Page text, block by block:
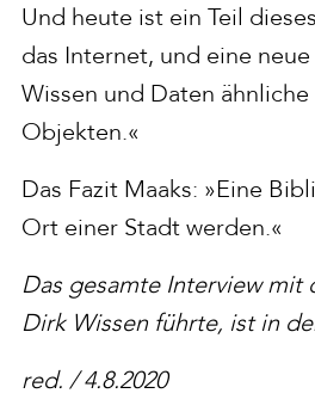
Und heute ist ein Teil
das Internet, und eine
Wissen und Daten
Objekten.«
Das Fazit Maaks: »Eine
Ort einer Stadt werden.«
Das gesamte Interview
Dirk Wissen führte, ist in
red. / 4.8.2020